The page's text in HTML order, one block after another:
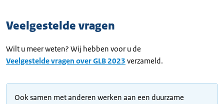
Veelgestelde vragen
Wilt u meer weten? Wij hebben voor u de
Veelgestelde vragen over GLB 2023 verzameld.
Ook samen met anderen werken aan een duurzame